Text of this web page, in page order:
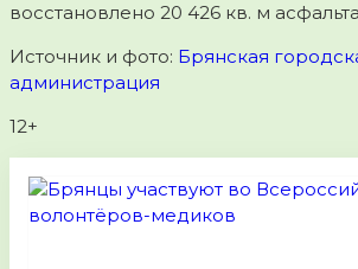
восстановлено 20 426 кв. м
Источник и фото: Брянская
администрация
12+